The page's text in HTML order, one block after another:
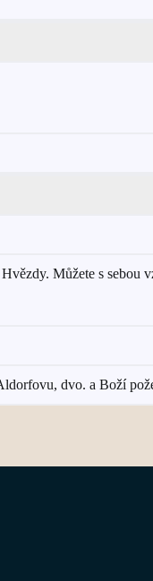
Můžete s sebou
dvo. a Boží